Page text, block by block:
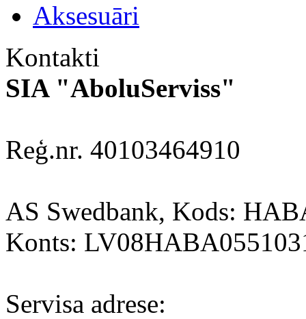
Aksesuāri
Kontakti
SIA "AboluServiss"
Reģ.nr. 40103464910
AS Swedbank, Kods:
Konts:
Servisa adrese: